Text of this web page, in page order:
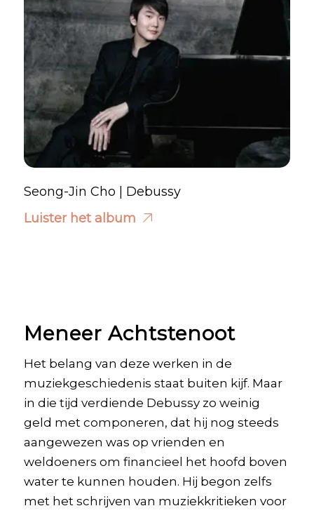
Seong-Jin Cho | Debussy
Luister het album
Meneer Achtstenoot
Het belang van deze werken in de
muziekgeschiedenis staat buiten kijf. Maar
in die tijd verdiende Debussy zo weinig
geld met componeren, dat hij nog steeds
aangewezen was op vrienden en
weldoeners om financieel het hoofd boven
water te kunnen houden. Hij begon zelfs
met het schrijven van muziekkritieken voor